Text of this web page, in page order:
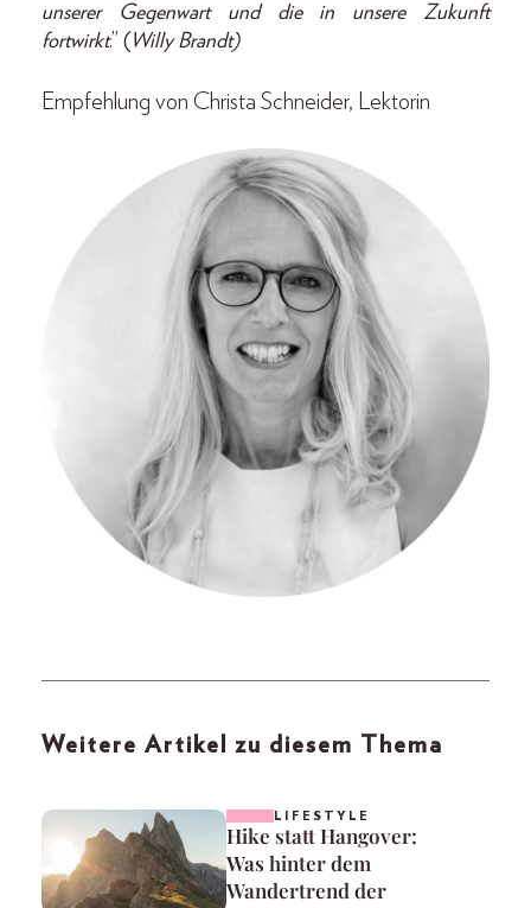
unserer Gegenwart und die in unsere Zukunft
fortwirkt.” ( Willy Brandt)
Empfehlung von Christa Schneider, Lektorin
Weitere Artikel zu diesem Thema
LIFESTYLE
Hike statt Hangover:
Was hinter dem
Wandertrend der